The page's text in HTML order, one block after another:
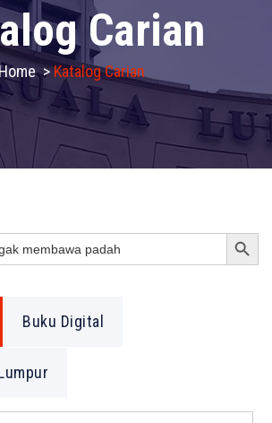
Carian
>Katalog Carian
Search Button
Buku Digital